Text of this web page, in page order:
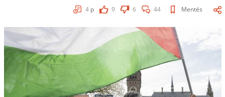
4 p 9 6 44 Mentés